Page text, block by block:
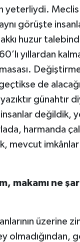
yeterliydi.
görüşte
huzur
yıllardan
de
günahtır
insanlar değildik,
harmanda
mevcut
makamı ne
üzerine
olmadığından,